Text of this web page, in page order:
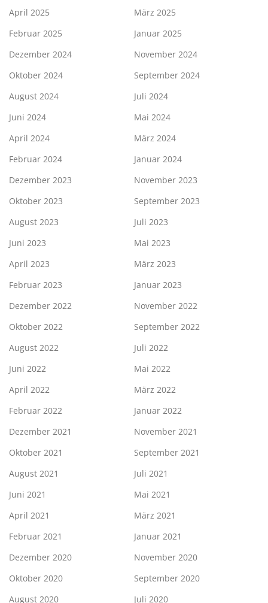
April 2025
März 2025
Februar 2025
Januar 2025
Dezember 2024
November 2024
Oktober 2024
September 2024
August 2024
Juli 2024
Juni 2024
Mai 2024
April 2024
März 2024
Februar 2024
Januar 2024
Dezember 2023
November 2023
Oktober 2023
September 2023
August 2023
Juli 2023
Juni 2023
Mai 2023
April 2023
März 2023
Februar 2023
Januar 2023
Dezember 2022
November 2022
Oktober 2022
September 2022
August 2022
Juli 2022
Juni 2022
Mai 2022
April 2022
März 2022
Februar 2022
Januar 2022
Dezember 2021
November 2021
Oktober 2021
September 2021
August 2021
Juli 2021
Juni 2021
Mai 2021
April 2021
März 2021
Februar 2021
Januar 2021
Dezember 2020
November 2020
Oktober 2020
September 2020
August 2020
Juli 2020